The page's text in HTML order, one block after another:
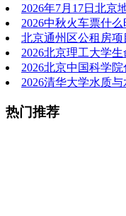
2026年7月17日北京
2026中秋火车票什
北京通州区公租房
2026北京理工大学
2026北京中国科学
2026清华大学水质
热门推荐